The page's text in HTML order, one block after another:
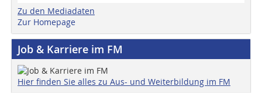
Zu den Mediadaten
Zur Homepage
Job & Karriere im FM
Hier finden Sie alles zu Aus- und Weiterbildung im FM